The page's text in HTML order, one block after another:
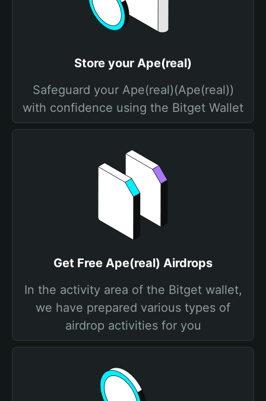
Store your Ape(real)
Safeguard your Ape(real)(Ape(real))
with confidence using the Bitget Wallet
Get Free Ape(real) Airdrops
In the activity area of the Bitget wallet,
we have prepared various types of
airdrop activities for you